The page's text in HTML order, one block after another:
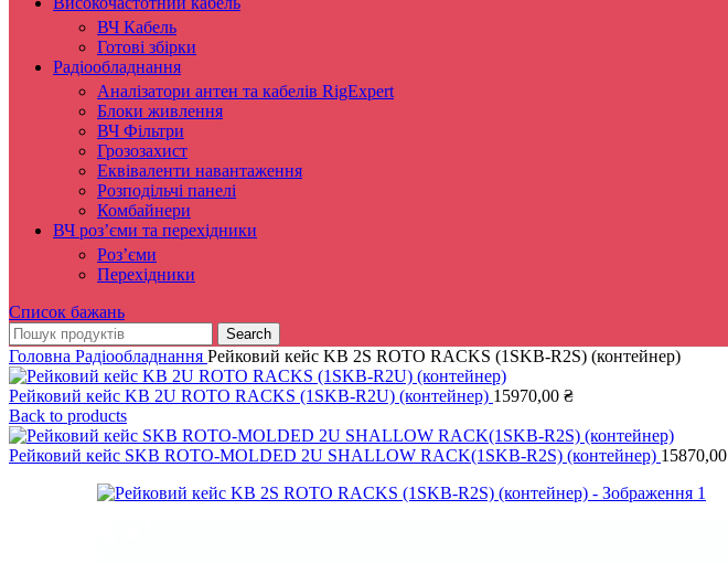
ВЧ Кабель
Готові збірки
Радіообладнання
Аналізатори антен та кабелів RigExpert
Блоки живлення
ВЧ Фільтри
Грозозахист
Еквіваленти навантаження
Розподільчі панелі
Комбайнери
ВЧ роз’єми та перехідники
Роз’єми
Перехідники
Список бажань
Search
Головна Радіообладнання Рейковий кейс KB 2S ROTO RACKS (1SKB-R2S) (контейнер)
Рейковий кейс KB 2U ROTO RACKS (1SKB-R2U) (контейнер) 15970,00 ₴
Back to products
Рейковий кейс SKB ROTO-MOLDED 2U SHALLOW RACK(1SKB-R2S) (контейнер) 15870,00